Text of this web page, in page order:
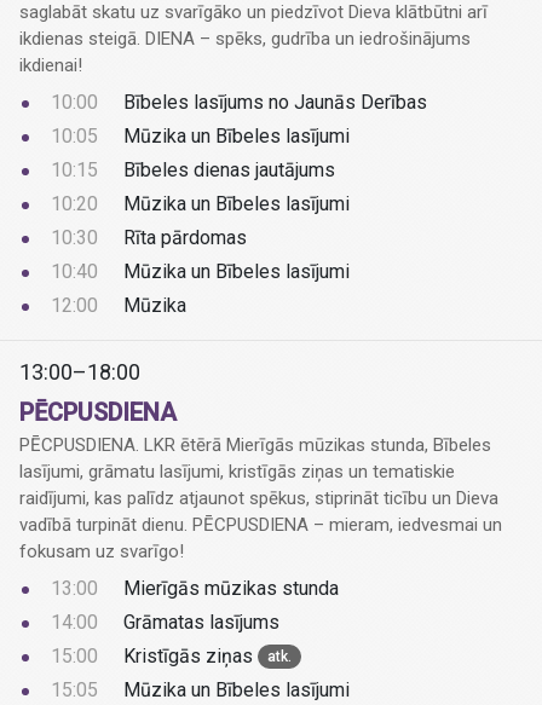
saglabāt skatu uz svarīgāko un piedzīvot Dieva klātbūtni arī
ikdienas steigā. DIENA – spēks, gudrība un iedrošinājums
ikdienai!
10:00
Bībeles lasījums no Jaunās Derības
10:05
Mūzika un Bībeles lasījumi
10:15
Bībeles dienas jautājums
10:20
Mūzika un Bībeles lasījumi
10:30
Rīta pārdomas
10:40
Mūzika un Bībeles lasījumi
12:00
Mūzika
13:00–18:00
PĒCPUSDIENA
PĒCPUSDIENA. LKR ētērā Mierīgās mūzikas stunda, Bībeles
lasījumi, grāmatu lasījumi, kristīgās ziņas un tematiskie
raidījumi, kas palīdz atjaunot spēkus, stiprināt ticību un Dieva
vadībā turpināt dienu. PĒCPUSDIENA – mieram, iedvesmai un
fokusam uz svarīgo!
13:00
Mierīgās mūzikas stunda
14:00
Grāmatas lasījums
15:00
Kristīgās ziņas atk.
15:05
Mūzika un Bībeles lasījumi